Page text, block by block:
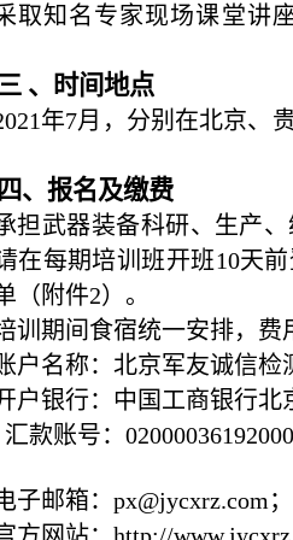
取知名专家现场课堂讲
、时间地点
年7月，分别在北京、
、报名及缴费
担武器装备科研、生产
在每期培训班开班10天
（附件2）。
训期间食宿统一安排，费
户名称：北京军友诚信检
户银行：中国工商银行北
汇款账号：
子邮箱： px@jycxrz.com ；